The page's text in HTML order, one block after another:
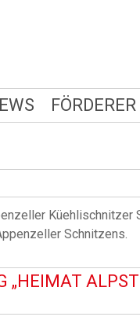
FÖRDERER
Schnitzens.
„HEIMAT